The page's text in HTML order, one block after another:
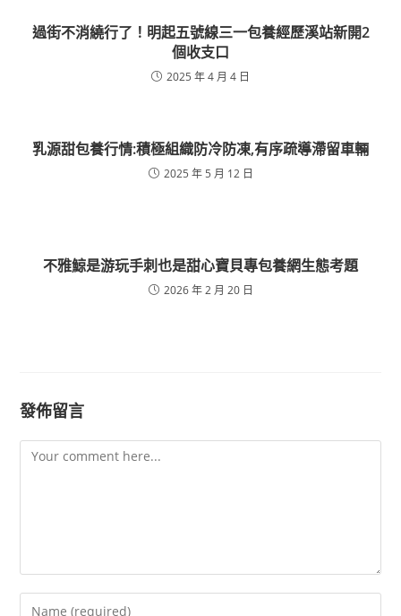
過街不消繞行了！明起五號線三一包養經歷溪站新開2
個收支口
2025 年 4 月 4 日
乳源甜包養行情:積極組織防冷防凍,有序疏導滯留車輛
2025 年 5 月 12 日
不雅鯨是游玩手刺也是甜心寶貝專包養網生態考題
2026 年 2 月 20 日
發佈留言
Comment
Enter